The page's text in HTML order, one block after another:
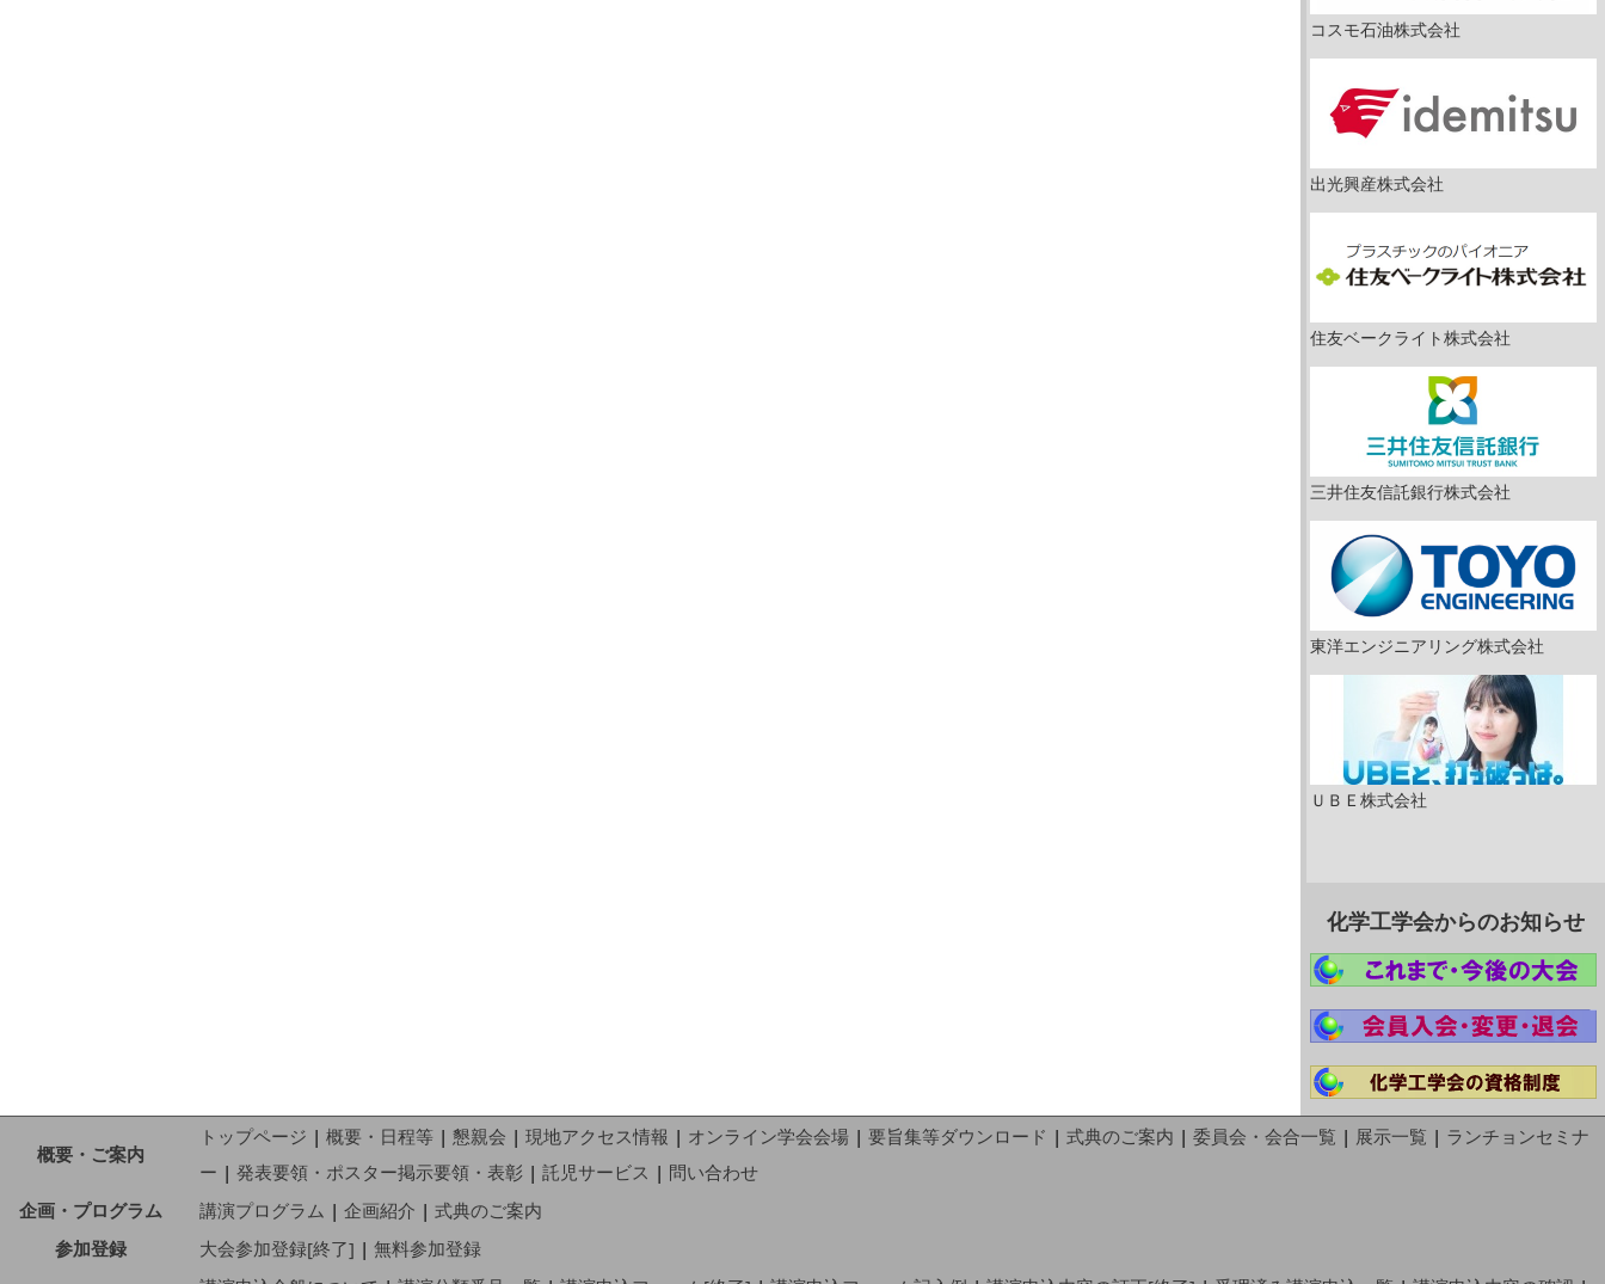
コスモ石油株式会社
出光興産株式会社
住友ベークライト株式会社
三井住友信託銀行株式会社
東洋エンジニアリング株式会社
ＵＢＥ株式会社
化学工学会からのお知らせ
概要・ご案内
トップページ | 概要・日程等 | 懇親会 | 現地アクセス情報 | オンライン学会会場 | 要旨集等ダウンロード | 式典のご案内 | 委員会・会合一覧 | 展示一覧 | ランチョンセミナ
ー | 発表要領・ポスター掲示要領・表彰 | 託児サービス | 問い合わせ
企画・プログラム
講演プログラム | 企画紹介 | 式典のご案内
参加登録
大会参加登録[終了] | 無料参加登録